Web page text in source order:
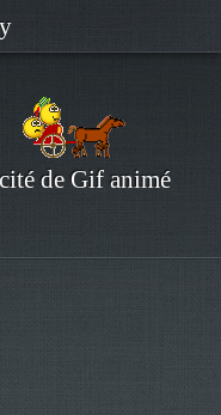
de Gif animé